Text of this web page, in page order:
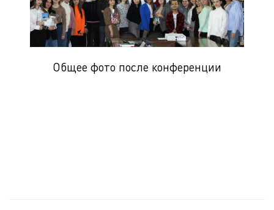
Общее фото после конференции